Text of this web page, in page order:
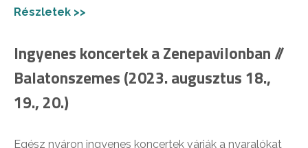
Részletek >>
Ingyenes koncertek a Zenepavilonban //
Balatonszemes (2023. augusztus 18.,
19., 20.)
Egész nyáron ingyenes koncertek várják a nyaralókat